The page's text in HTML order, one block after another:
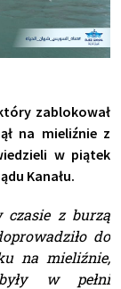
zablokował
na mieliźnie z
w piątek
Kanału.
czasie z burzą
do
na mieliźnie,
w pełni